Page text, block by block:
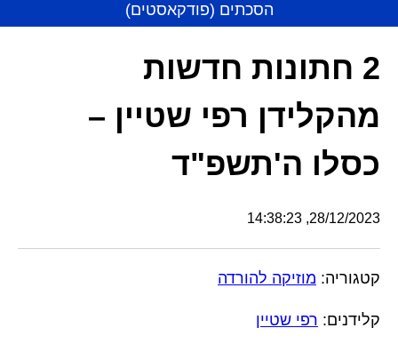
הסכתים (פודקאסטים)
2 חתונות חדשות
מהקלידן רפי שטיין –
כסלו ה'תשפ"ד
28/12/2023, 14:38:23
קטגוריה: מוזיקה להורדה
קלידנים: רפי שטיין